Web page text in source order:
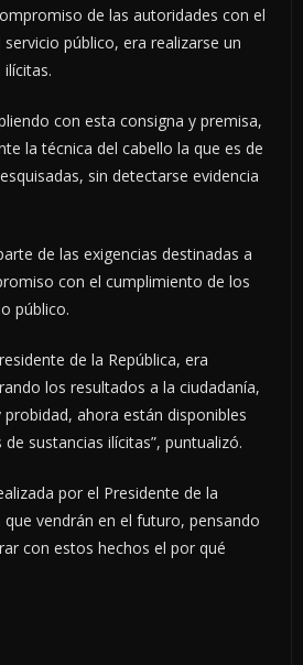
de las autoridades con el
público, era realizarse un
con esta consigna y premisa,
la técnica del cabello la que es de
sin detectarse evidencia
de las exigencias destinadas a
con el cumplimiento de los
público.
de la República, era
los resultados a la ciudadanía,
ahora están disponibles
sustancias ilícitas”, puntualizó.
por el Presidente de la
vendrán en el futuro, pensando
con estos hechos el por qué